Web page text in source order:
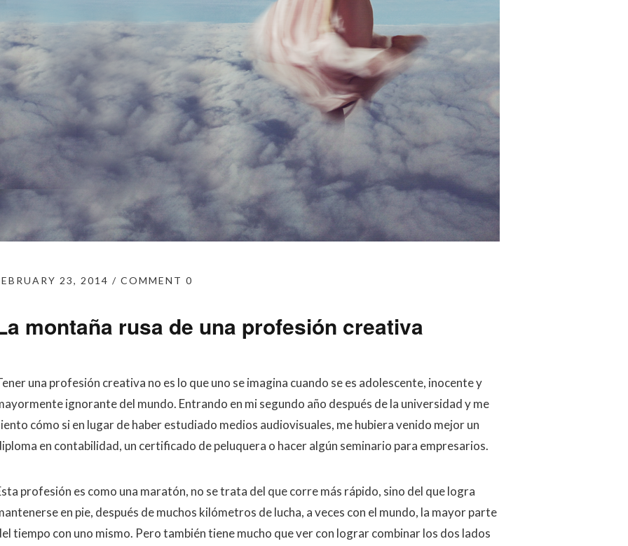
23, 2014 COMMENT 0
montaña rusa de una profesión creativa
una profesión creativa no es lo que uno se imagina cuando se es adolescente, inocente y
ignorante del mundo. Entrando en mi segundo año después de la universidad y me
cómo si en lugar de haber estudiado medios audiovisuales, me hubiera venido mejor un
en contabilidad, un certificado de peluquera o hacer algún seminario para empresarios.
profesión es como una maratón, no se trata del que corre más rápido, sino del que logra
en pie, después de muchos kilómetros de lucha, a veces con el mundo, la mayor parte
tiempo con uno mismo. Pero también tiene mucho que ver con lograr combinar los dos lados